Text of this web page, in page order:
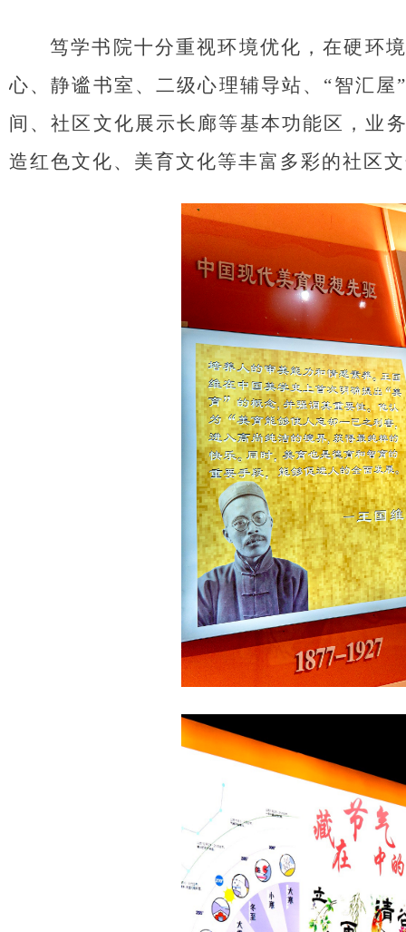
笃学书院十分重视环境优化，在硬环
心、静谧书室、二级心理辅导站、“智汇
间、社区文化展示长廊等基本功能区，业
造红色文化、美育文化等丰富多彩的社区